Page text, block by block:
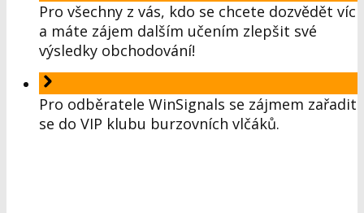
Pro všechny z vás, kdo se chcete dozvědět víc
a máte zájem dalším učením zlepšit své
výsledky obchodování!
Pro odběratele WinSignals se zájmem zařadit
se do VIP klubu burzovních vlčáků.